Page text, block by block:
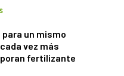
para un mismo
vez más
fertilizante